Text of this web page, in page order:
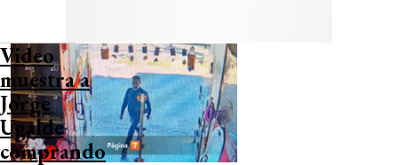
Video
muestra a
Jorge
Ugalde
comprando